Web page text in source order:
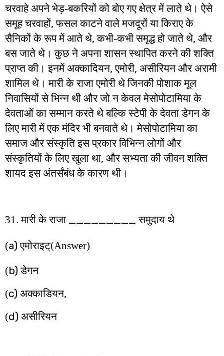
चरवाहे अपने भेड़-बकरियों को बोए गए क्षेत्र में लाते थे। ऐसे
समूह चरवाहों,फसल काटने वाले मजदूरों या किराए के
सैनिकों के रूप में आते थे,कभी-कभी समृद्ध हो जाते थे, और
बस जाते थे। कुछ ने अपना शासन स्थापित करने की शक्ति
प्राप्त की। इनमें अक्कादियन,एमोरी, असीरियन और अरामी
शामिल थे। मारी के राजा एमोरी थे जिनकी पोशाक मूल
निवासियों से भिन्न थी और जो न केवल मेसोपोटामिया के
देवताओं का सम्मान करते थे बल्कि स्टेपी के देवता डेगन के
लिए मारी में एक मंदिर भी बनवाते थे। मेसोपोटामिया का
समाज और संस्कृति इस प्रकार विभिन्न लोगों और
संस्कृतियों के लिए खुला था, और सभ्यता की जीवन शक्ति
शायद इस अंतर्संबंध के कारण थी।
31. मारी के राजा _________समुदाय थे
(a)एमोराइट्(Answer)
(b)डेगन
(c) अक्काडियन,
(d) असीरियन